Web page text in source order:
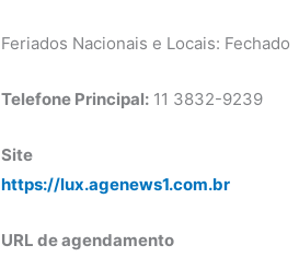
Feriados Nacionais e Locais: Fechado
Telefone Principal: 11 3832-9239
Site
https://lux.agenews1.com.br
URL de agendamento